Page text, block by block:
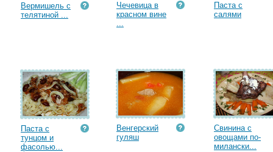
Вермишель с
телятиной ...
Чечевица в
красном вине
...
Паста с
салями
Паста с
тунцом и
фасолью...
Венгерский
гуляш
Свинина с
овощами по-
милански...